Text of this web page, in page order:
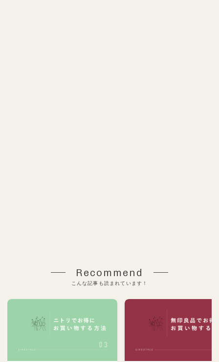
Recommend
こんな記事も読まれています！